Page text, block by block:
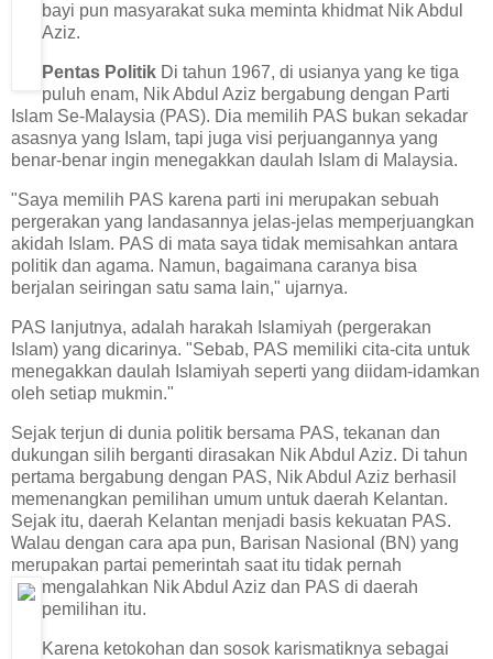
bayi pun masyarakat suka meminta khidmat Nik Abdul
Aziz.
Pentas Politik Di tahun 1967, di usianya yang ke tiga
puluh enam, Nik Abdul Aziz bergabung dengan Parti
Islam Se-Malaysia (PAS). Dia memilih PAS bukan sekadar
asasnya yang Islam, tapi juga visi perjuangannya yang
benar-benar ingin menegakkan daulah Islam di Malaysia.
"Saya memilih PAS karena parti ini merupakan sebuah
pergerakan yang landasannya jelas-jelas memperjuangkan
akidah Islam. PAS di mata saya tidak memisahkan antara
politik dan agama. Namun, bagaimana caranya bisa
berjalan seiringan satu sama lain," ujarnya.
PAS lanjutnya, adalah harakah Islamiyah (pergerakan
Islam) yang dicarinya. "Sebab, PAS memiliki cita-cita untuk
menegakkan daulah Islamiyah seperti yang diidam-idamkan
oleh setiap mukmin."
Sejak terjun di dunia politik bersama PAS, tekanan dan
dukungan silih berganti dirasakan Nik Abdul Aziz. Di tahun
pertama bergabung dengan PAS, Nik Abdul Aziz berhasil
memenangkan pemilihan umum untuk daerah Kelantan.
Sejak itu, daerah Kelantan menjadi basis kekuatan PAS.
Walau dengan cara apa pun, Barisan Nasional (BN) yang
merupakan partai pemerintah saat itu tidak pernah
mengalahkan Nik Abdul Aziz dan PAS di daerah
pemilihan itu.
Karena ketokohan dan sosok karismatiknya sebagai